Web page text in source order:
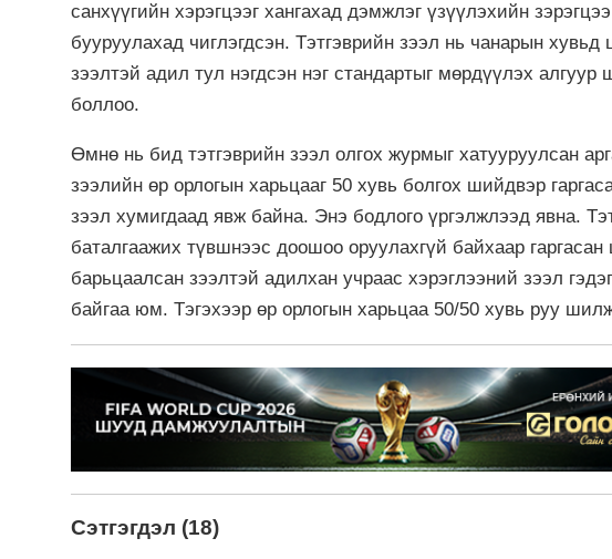
санхүүгийн хэрэгцээг хангахад дэмжлэг үзүүлэхийн
бууруулахад чиглэгдсэн. Тэтгэврийн зээл нь чанарын
зээлтэй адил тул нэгдсэн нэг стандартыг мөрдүүлэх
боллоо.
Өмнө нь бид тэтгэврийн зээл олгох журмыг хатууруулсан
зээлийн өр орлогын харьцааг 50 хувь болгох шийдвэр
зээл хумигдаад явж байна. Энэ бодлого үргэлжлээд явна.
баталгаажих түвшнээс доошоо оруулахгүй байхаар
барьцаалсан зээлтэй адилхан учраас хэрэглээний зээл
байгаа юм. Тэгэхээр өр орлогын харьцаа 50/50 хувь руу
Сэтгэгдэл (18)